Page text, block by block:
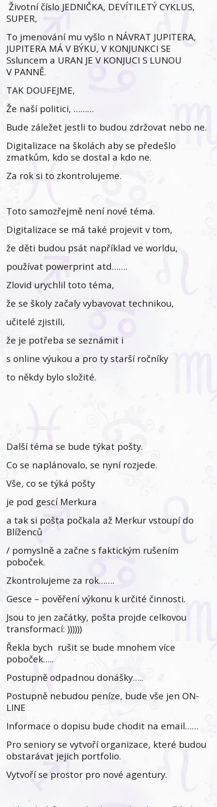
Životní číslo JEDNIČKA, DEVÍTILETÝ CYKLUS,
SUPER,
To jmenování mu vyšlo n NÁVRAT JUPITERA,
JUPITERA MÁ V BÝKU, V KONJUNKCI SE
Ssluncem a URAN JE V KONJUCI S LUNOU
V PANNĚ.
TAK DOUFEJME,
Že naší politici, ………
Bude záležet jestli to budou zdržovat nebo ne.
Digitalizace na školách aby se předešlo
zmatkům, kdo se dostal a kdo ne.
Za rok si to zkontrolujeme.
Toto samozřejmě není nové téma.
Digitalizace se má také projevit v tom,
že děti budou psát například ve worldu,
používat powerprint atd…….
Zlovid urychlil toto téma,
že se školy začaly vybavovat technikou,
učitelé zjistili,
že je potřeba se seznámit i
s online výukou a pro ty starší ročníky
to někdy bylo složité.
Další téma se bude týkat pošty.
Co se naplánovalo, se nyní rozjede.
Vše, co se týká pošty
je pod gescí Merkura
a tak si pošta počkala až Merkur vstoupí do
Blíženců
/ pomyslně a začne s faktickým rušením
poboček.
Zkontrolujeme za rok…….
Gesce – pověření výkonu k určité činnosti.
Jsou to jen začátky, pošta projde celkovou
transformací: ))))))
Řekla bych rušit se bude mnohem více
poboček…..
Postupně odpadnou donášky…..
Postupně nebudou peníze, bude vše jen ON-
LINE
Informace o dopisu bude chodit na email……
Pro seniory se vytvoří organizace, které budou
obstarávat jejich portfolio.
Vytvoří se prostor pro nové agentury.